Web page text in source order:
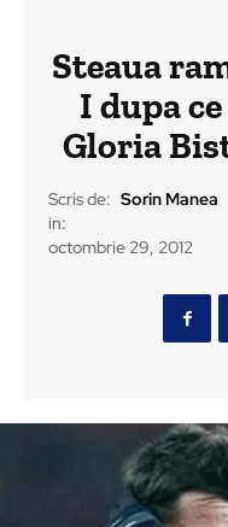
Steaua
I dupa
Gloria
Scris de: Sorin Manea
in:
octombrie 29, 2012